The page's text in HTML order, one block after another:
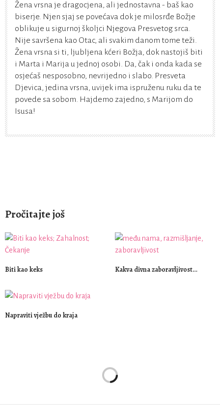
Žena vrsna je dragocjena, ali jednostavna - baš kao
biserje. Njen sjaj se povećava dok je milosrđe Božje
oblikuje u sigurnoj školjci Njegova Presvetog srca.
Nije savršena kao Otac, ali svakim danom tome teži.
Žena vrsna si ti, ljubljena kćeri Božja, dok nastojiš biti
i Marta i Marija u jednoj osobi. Da, čak i onda kada se
osjećaš nesposobno, nevrijedno i slabo. Presveta
Djevica, jedina vrsna, uvijek ima ispruženu ruku da te
povede sa sobom. Hajdemo zajedno, s Marijom do
Isusa!
Pročitajte još
Biti kao keks Kakva divna zaboravljivost…
Napraviti vježbu do kraja